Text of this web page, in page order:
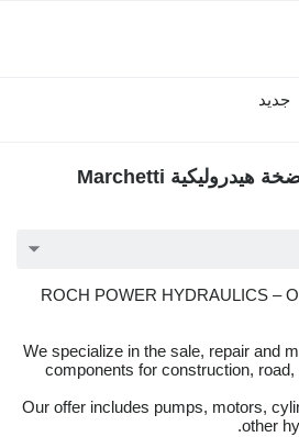
جديد
معلومات إضافية — مضخة هيدروليكية Marchetti
ROCH POWER HYDRAULICS –
We specialize in the sale, repair and
components for construction,
Our offer includes pumps, motors,
other